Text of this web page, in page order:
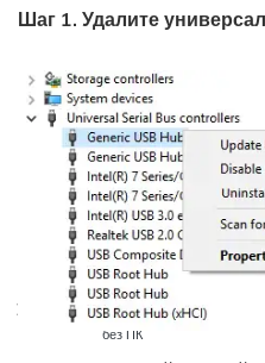
Шаг 1. Удалите
MobileTrans
Перенос данных
без ПК